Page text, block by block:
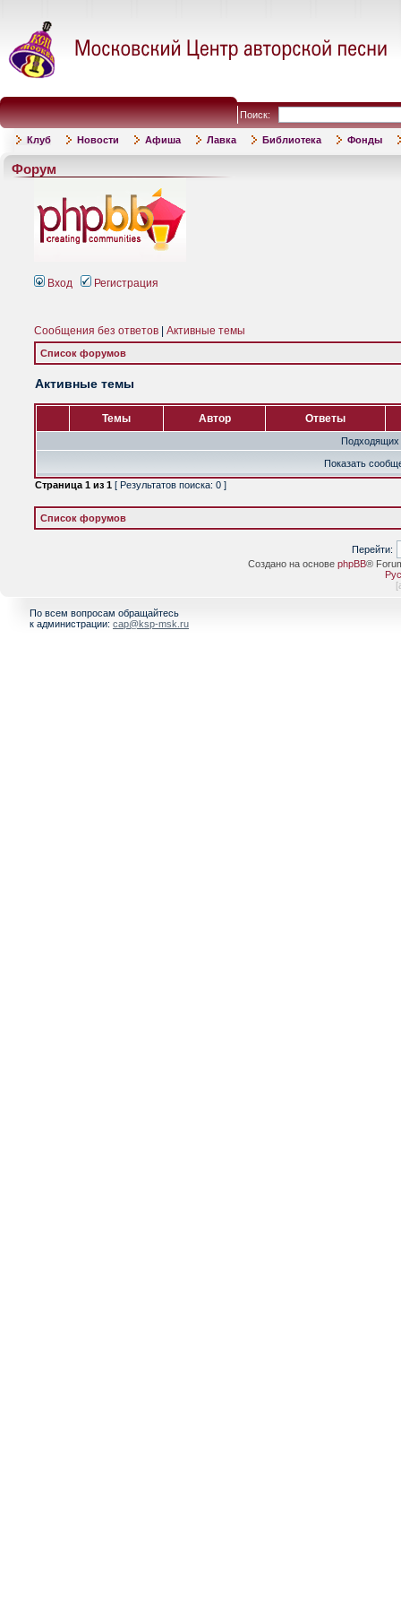
Поиск:
Клуб Новости Афиша Лавка Библиотека Фонды
Форум
Вход Регистрация
Сообщения без ответов Активные темы
Список форумов
Активные темы
Темы Автор Ответы
Подходящих
Показать
Страница 1 из 1 [ Результатов поиска: 0 ]
Список форумов
Перейти:
Создано на основе phpBB®
[
По всем вопросам обращайтесь
к администрации: cap@ksp-msk.ru